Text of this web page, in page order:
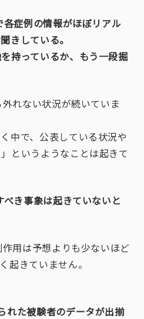
症例の情報がほぼリアル
きしている。
持っているか、もう一段掘
れない状況が続いていま
中で、公表している状況や
というようなことは起きて
き事象は起きていないと
用は予想よりも少ないほど
起きていません。
れた被験者のデータが出揃